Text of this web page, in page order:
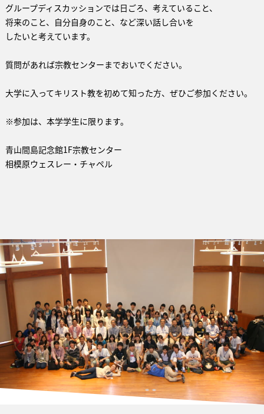
グループディスカッションでは日ごろ、考えていること、
将来のこと、自分自身のこと、など深い話し合いを
したいと考えています。
質問があれば宗教センターまでおいでください。
大学に入ってキリスト教を初めて知った方、ぜひご参加ください。
※参加は、本学学生に限ります。
青山間島記念館1F宗教センター
相模原ウェスレー・チャペル